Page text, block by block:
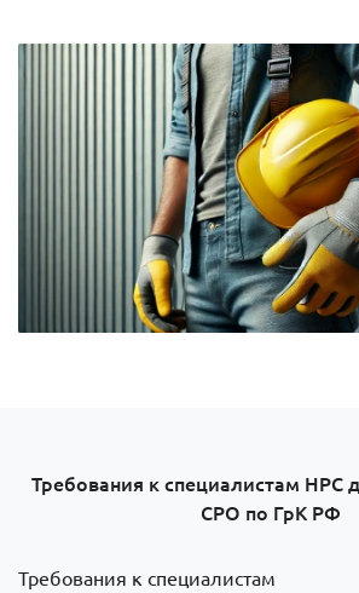
Требования к специалистам НРС
СРО по ГрК РФ
Требования к специалистам